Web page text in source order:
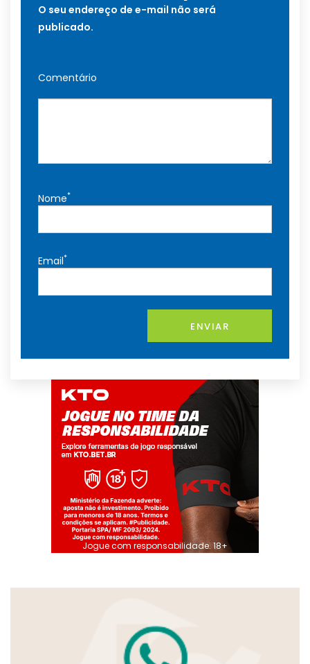
O seu endereço de e-mail não será
publicado.
Comentário
Nome*
Email*
ENVIAR
Jogue com responsabilidade. 18+